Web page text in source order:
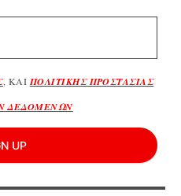
, ΚΑΙ ΠΟΛΙΤΙΚΗΣ ΠΡΟΣΤΑΣΙΑΣ
ΔΕΔΟΜΕΝΩΝ
UP